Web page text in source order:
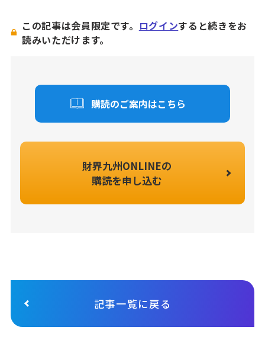
この記事は会員限定です。 ログインすると続きをお
読みいただけます。
購読のご案内はこちら
財界九州ONLINEの
購読を申し込む
記事一覧に戻る